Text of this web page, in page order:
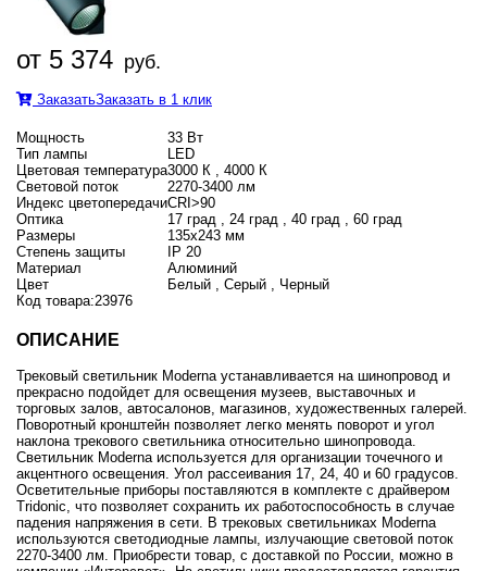
от 5 374 руб.
ЗаказатьЗаказать в 1 клик
Мощность
33 Вт
Тип лампы
LED
Цветовая температура3000 К , 4000 К
Световой поток
2270-3400 лм
Индекс цветопередачиCRI>90
Оптика
17 град , 24 град , 40 град , 60 град
Размеры
135x243 мм
Степень защиты
IP 20
Материал
Алюминий
Цвет
Белый , Серый , Черный
Код товара:23976
ОПИСАНИЕ
Трековый светильник Moderna устанавливается на шинопровод и
прекрасно подойдет для освещения музеев, выставочных и
торговых залов, автосалонов, магазинов, художественных галерей.
Поворотный кронштейн позволяет легко менять поворот и угол
наклона трекового светильника относительно шинопровода.
Светильник Moderna используется для организации точечного и
акцентного освещения. Угол рассеивания 17, 24, 40 и 60 градусов.
Осветительные приборы поставляются в комплекте с драйвером
Tridonic, что позволяет сохранить их работоспособность в случае
падения напряжения в сети. В трековых светильниках Moderna
используются светодиодные лампы, излучающие световой поток
2270-3400 лм. Приобрести товар, с доставкой по России, можно в